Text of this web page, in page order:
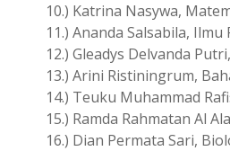
10.) Katrina Nasywa,
11.) Ananda Salsabila,
12.) Gleadys Delvanda
13.) Arini Ristiningrum,
14.) Teuku Muhammad
15.) Ramda Rahmatan Al
16.) Dian Permata Sari,